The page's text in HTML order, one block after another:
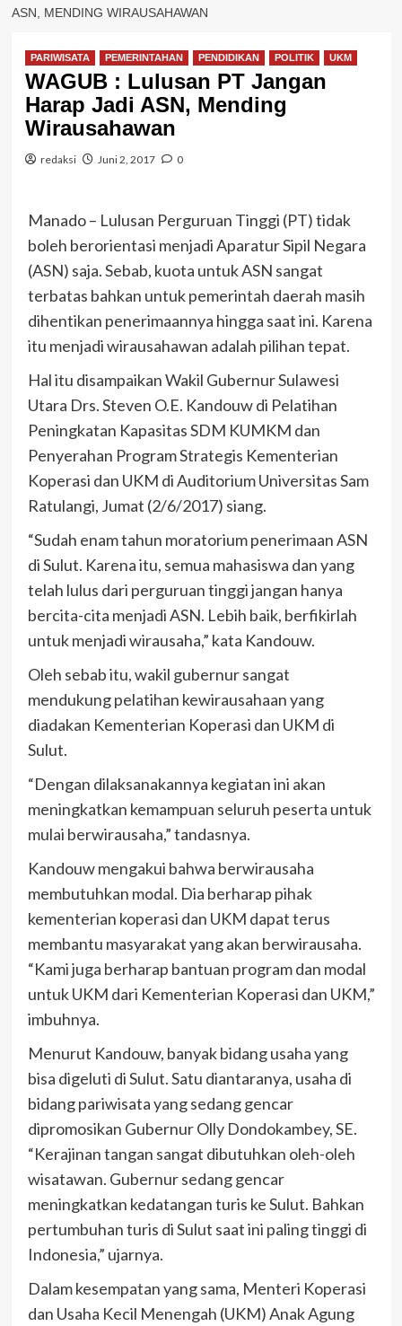
ASN, MENDING WIRAUSAHAWAN
PARIWISATA PEMERINTAHAN PENDIDIKAN POLITIK UKM
WAGUB : Lulusan PT Jangan
Harap Jadi ASN, Mending
Wirausahawan
redaksi Juni 2, 2017 0
Manado – Lulusan Perguruan Tinggi (PT) tidak
boleh berorientasi menjadi Aparatur Sipil Negara
(ASN) saja. Sebab, kuota untuk ASN sangat
terbatas bahkan untuk pemerintah daerah masih
dihentikan penerimaannya hingga saat ini. Karena
itu menjadi wirausahawan adalah pilihan tepat.
Hal itu disampaikan Wakil Gubernur Sulawesi
Utara Drs. Steven O.E. Kandouw di Pelatihan
Peningkatan Kapasitas SDM KUMKM dan
Penyerahan Program Strategis Kementerian
Koperasi dan UKM di Auditorium Universitas Sam
Ratulangi, Jumat (2/6/2017) siang.
“Sudah enam tahun moratorium penerimaan ASN
di Sulut. Karena itu, semua mahasiswa dan yang
telah lulus dari perguruan tinggi jangan hanya
bercita-cita menjadi ASN. Lebih baik, berfikirlah
untuk menjadi wirausaha,” kata Kandouw.
Oleh sebab itu, wakil gubernur sangat
mendukung pelatihan kewirausahaan yang
diadakan Kementerian Koperasi dan UKM di
Sulut.
“Dengan dilaksanakannya kegiatan ini akan
meningkatkan kemampuan seluruh peserta untuk
mulai berwirausaha,” tandasnya.
Kandouw mengakui bahwa berwirausaha
membutuhkan modal. Dia berharap pihak
kementerian koperasi dan UKM dapat terus
membantu masyarakat yang akan berwirausaha.
“Kami juga berharap bantuan program dan modal
untuk UKM dari Kementerian Koperasi dan UKM,”
imbuhnya.
Menurut Kandouw, banyak bidang usaha yang
bisa digeluti di Sulut. Satu diantaranya, usaha di
bidang pariwisata yang sedang gencar
dipromosikan Gubernur Olly Dondokambey, SE.
“Kerajinan tangan sangat dibutuhkan oleh-oleh
wisatawan. Gubernur sedang gencar
meningkatkan kedatangan turis ke Sulut. Bahkan
pertumbuhan turis di Sulut saat ini paling tinggi di
Indonesia,” ujarnya.
Dalam kesempatan yang sama, Menteri Koperasi
dan Usaha Kecil Menengah (UKM) Anak Agung